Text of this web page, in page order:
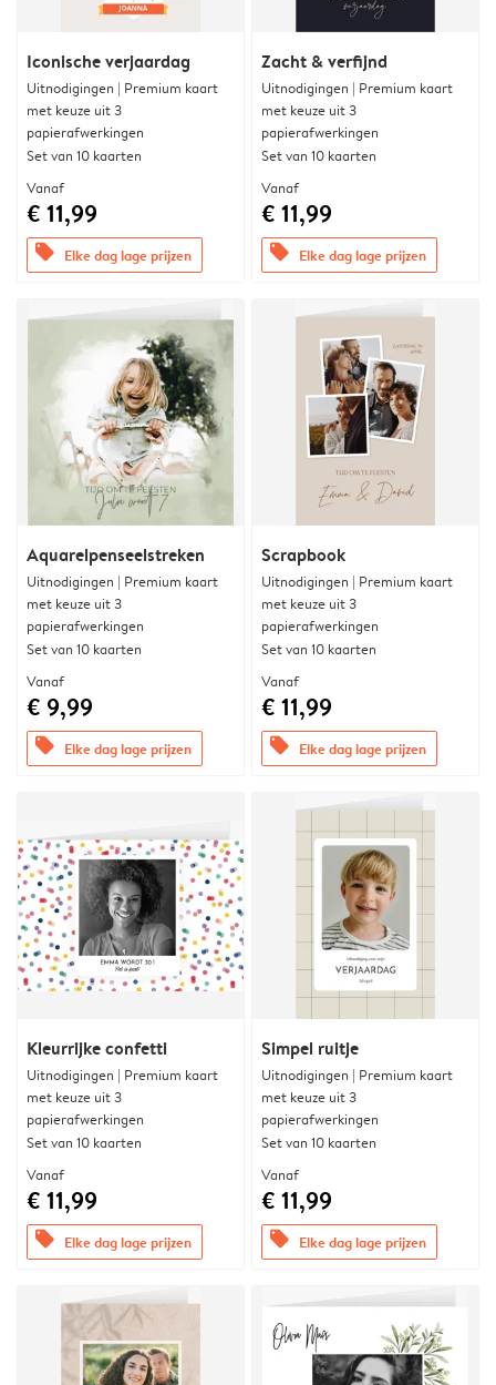
Iconische verjaardag
Uitnodigingen | Premium kaart
met keuze uit 3
papierafwerkingen
Set van 10 kaarten
Vanaf
€ 11,99
offers Elke dag lage prijzen
Zacht & verfijnd
Uitnodigingen | Premium kaart
met keuze uit 3
papierafwerkingen
Set van 10 kaarten
Vanaf
€ 11,99
offers Elke dag lage prijzen
Aquarelpenseelstreken
Uitnodigingen | Premium kaart
met keuze uit 3
papierafwerkingen
Set van 10 kaarten
Vanaf
€ 9,99
offers Elke dag lage prijzen
Scrapbook
Uitnodigingen | Premium kaart
met keuze uit 3
papierafwerkingen
Set van 10 kaarten
Vanaf
€ 11,99
offers Elke dag lage prijzen
Kleurrijke confetti
Uitnodigingen | Premium kaart
met keuze uit 3
papierafwerkingen
Set van 10 kaarten
Vanaf
€ 11,99
offers Elke dag lage prijzen
Simpel ruitje
Uitnodigingen | Premium kaart
met keuze uit 3
papierafwerkingen
Set van 10 kaarten
Vanaf
€ 11,99
offers Elke dag lage prijzen